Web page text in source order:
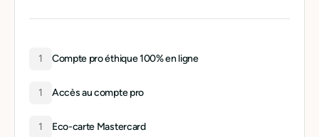
1 Compte pro éthique 100% en ligne
1 Accès au compte pro
1 Eco-carte Mastercard